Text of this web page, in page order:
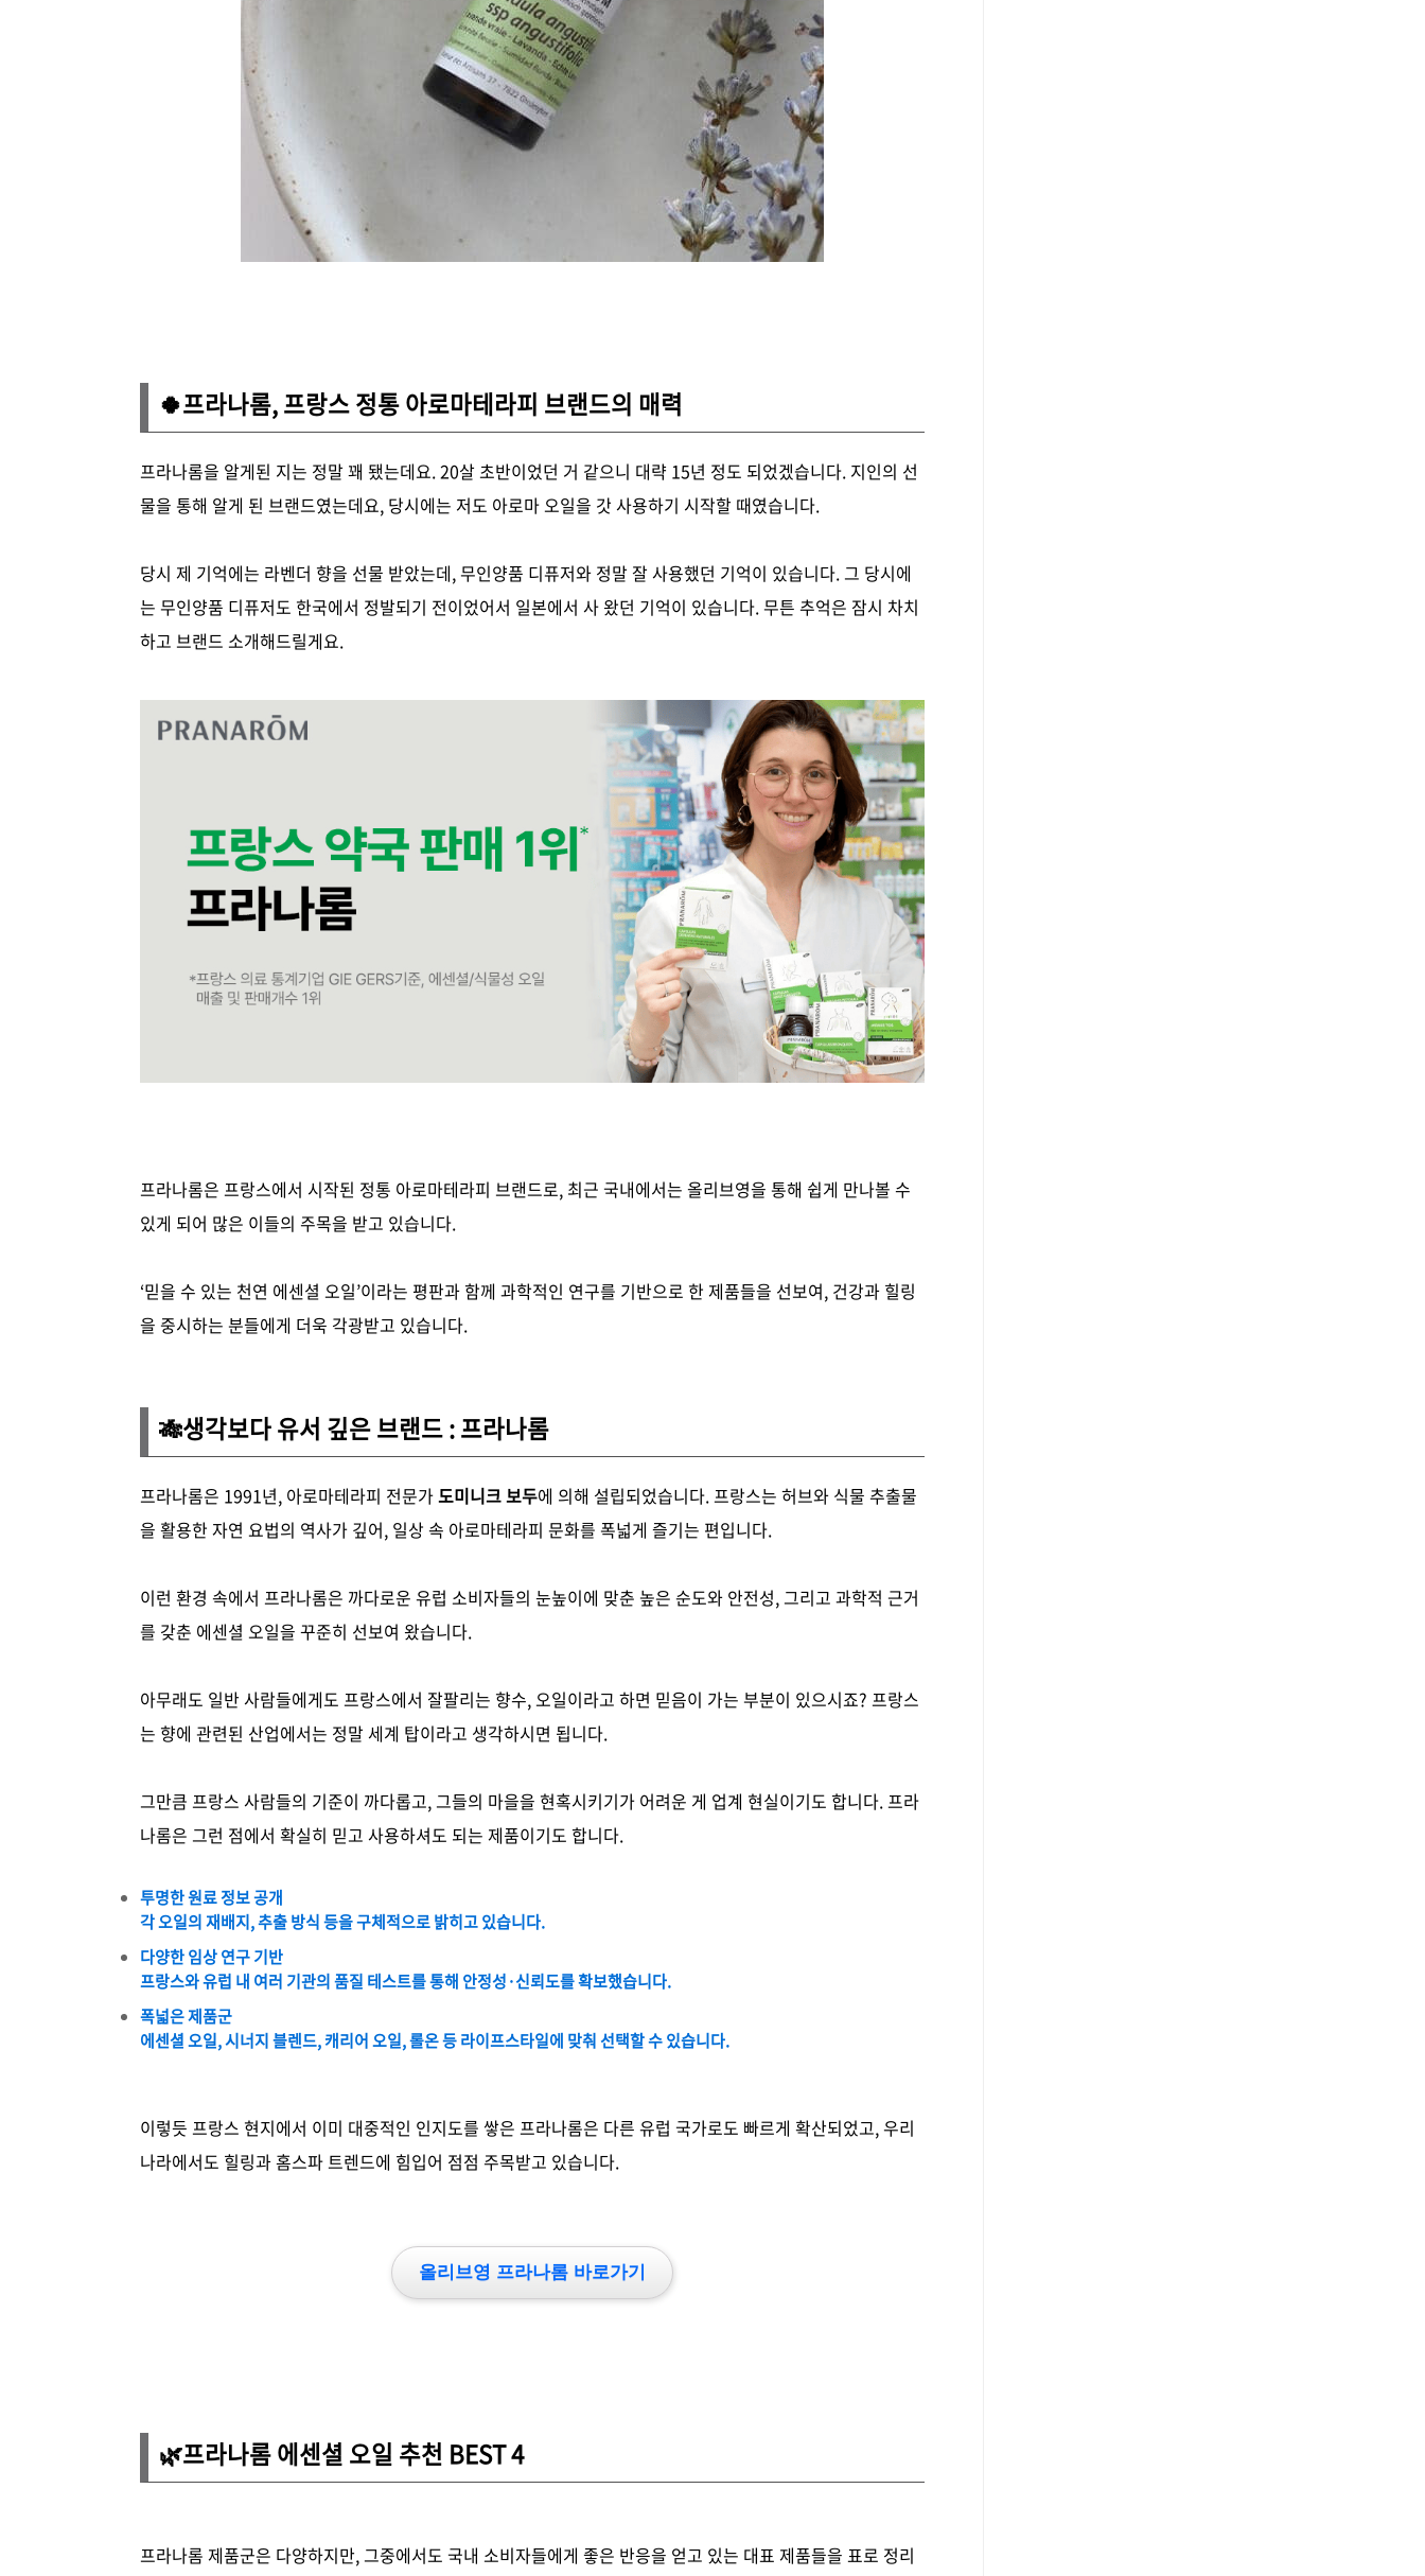
🍀프라나롬, 프랑스 정통 아로마테라피 브랜드의 매력
프라나롬을 알게된 지는 정말 꽤 됐는데요. 20살 초반이었던 거 같으니 대략 15년 정도 되었겠습니다. 지인의 선
물을 통해 알게 된 브랜드였는데요, 당시에는 저도 아로마 오일을 갓 사용하기 시작할 때였습니다.
당시 제 기억에는 라벤더 향을 선물 받았는데, 무인양품 디퓨저와 정말 잘 사용했던 기억이 있습니다. 그 당시에
는 무인양품 디퓨저도 한국에서 정발되기 전이었어서 일본에서 사 왔던 기억이 있습니다. 무튼 추억은 잠시 차치
하고 브랜드 소개해드릴게요.
프라나롬은 프랑스에서 시작된 정통 아로마테라피 브랜드로, 최근 국내에서는 올리브영을 통해 쉽게 만나볼 수
있게 되어 많은 이들의 주목을 받고 있습니다.
‘믿을 수 있는 천연 에센셜 오일’이라는 평판과 함께 과학적인 연구를 기반으로 한 제품들을 선보여, 건강과 힐링
을 중시하는 분들에게 더욱 각광받고 있습니다.
🎋생각보다 유서 깊은 브랜드 : 프라나롬
프라나롬은 1991년, 아로마테라피 전문가도미니크 보두에 의해 설립되었습니다. 프랑스는 허브와 식물 추출물
을 활용한 자연 요법의 역사가 깊어, 일상 속 아로마테라피 문화를 폭넓게 즐기는 편입니다.
이런 환경 속에서 프라나롬은 까다로운 유럽 소비자들의 눈높이에 맞춘 높은 순도와 안전성, 그리고 과학적 근거
를 갖춘 에센셜 오일을 꾸준히 선보여 왔습니다.
아무래도 일반 사람들에게도 프랑스에서 잘팔리는 향수, 오일이라고 하면 믿음이 가는 부분이 있으시죠? 프랑스
는 향에 관련된 산업에서는 정말 세계 탑이라고 생각하시면 됩니다.
그만큼 프랑스 사람들의 기준이 까다롭고, 그들의 마을을 현혹시키기가 어려운 게 업계 현실이기도 합니다. 프라
나롬은 그런 점에서 확실히 믿고 사용하셔도 되는 제품이기도 합니다.
투명한 원료 정보 공개
각 오일의 재배지, 추출 방식 등을 구체적으로 밝히고 있습니다.
다양한 임상 연구 기반
프랑스와 유럽 내 여러 기관의 품질 테스트를 통해 안정성·신뢰도를 확보했습니다.
폭넓은 제품군
에센셜 오일, 시너지 블렌드, 캐리어 오일, 롤온 등 라이프스타일에 맞춰 선택할 수 있습니다.
이렇듯 프랑스 현지에서 이미 대중적인 인지도를 쌓은 프라나롬은 다른 유럽 국가로도 빠르게 확산되었고, 우리
나라에서도 힐링과 홈스파 트렌드에 힘입어 점점 주목받고 있습니다.
올리브영 프라나롬 바로가기
🌿프라나롬 에센셜 오일 추천 BEST 4
프라나롬 제품군은 다양하지만, 그중에서도 국내 소비자들에게 좋은 반응을 얻고 있는 대표 제품들을 표로 정리